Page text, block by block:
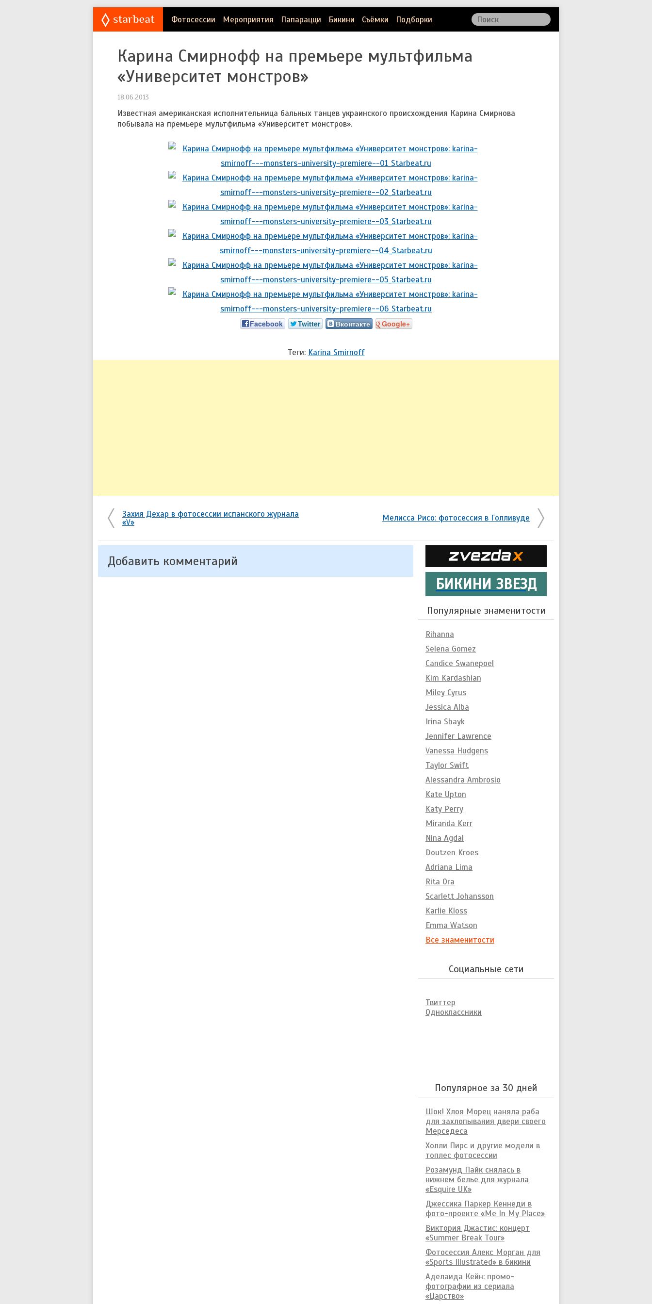
Фотосессии Мероприятия Папарацци Бикини Съёмки Подборки
Карина Смирнофф на премьере мультфильма
«Университет монстров»
18.06.2013
Известная американская исполнительница бальных танцев украинского происхождения Карина Смирнова
побывала на премьере мультфильма «Университет монстров».
Facebook Twitter Вконтакте Google+
Теги: Karina Smirnoff
Захия Дехар в фотосессии испанского журнала
«V»
Мелисса Рисо: фотосессия в Голливуде
Добавить комментарий
БИКИНИ ЗВЕЗД
Популярные знаменитости
Rihanna
Selena Gomez
Candice Swanepoel
Kim Kardashian
Miley Cyrus
Jessica Alba
Irina Shayk
Jennifer Lawrence
Vanessa Hudgens
Taylor Swift
Alessandra Ambrosio
Kate Upton
Katy Perry
Miranda Kerr
Nina Agdal
Doutzen Kroes
Adriana Lima
Rita Ora
Scarlett Johansson
Karlie Kloss
Emma Watson
Все знаменитости
Социальные сети
Твиттер
Одноклассники
Популярное за 30 дней
Шок! Хлоя Морец наняла раба
для захлопывания двери своего
Мерседеса
Холли Пирс и другие модели в
топлес фотосессии
Розамунд Пайк снялась в
нижнем белье для журнала
«Esquire UK»
Джессика Паркер Кеннеди в
фото-проекте «Me In My Place»
Виктория Джастис: концерт
«Summer Break Tour»
Фотосессия Алекс Морган для
«Sports Illustrated» в бикини
Аделаида Кейн: промо-
фотографии из сериала
«Царство»